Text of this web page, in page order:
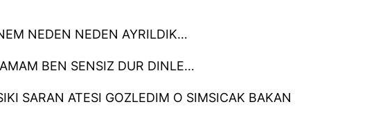
NEDEN NEDEN AYRILDIK…
BEN SENSIZ DUR DINLE…
SARAN ATESI GOZLEDIM O SIMSICAK BAKAN